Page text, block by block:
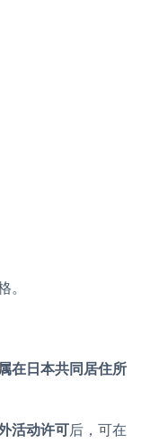
。
在日本共同居住所
活动许可后，可在